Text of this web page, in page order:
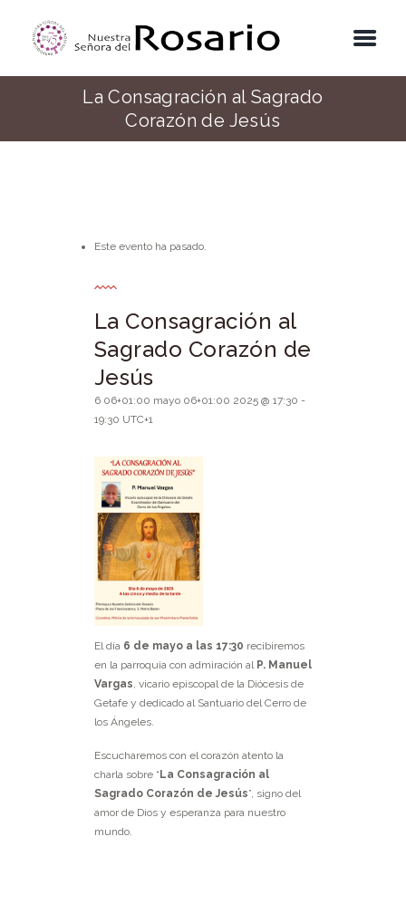
La Consagración al Sagrado
Corazón de Jesús
Este evento ha pasado.
La Consagración al
Sagrado Corazón de
Jesús
6 06+01:00 mayo 06+01:00 2025 @ 17:30 -
19:30 UTC+1
El día 6 de mayo a las 17:30 recibiremos
en la parroquia con admiración al P. Manuel
Vargas, vicario episcopal de la Diócesis de
Getafe y dedicado al Santuario del Cerro de
los Ángeles.
Escucharemos con el corazón atento la
charla sobre “ La Consagración al
Sagrado Corazón de Jesús”, signo del
amor de Dios y esperanza para nuestro
mundo.